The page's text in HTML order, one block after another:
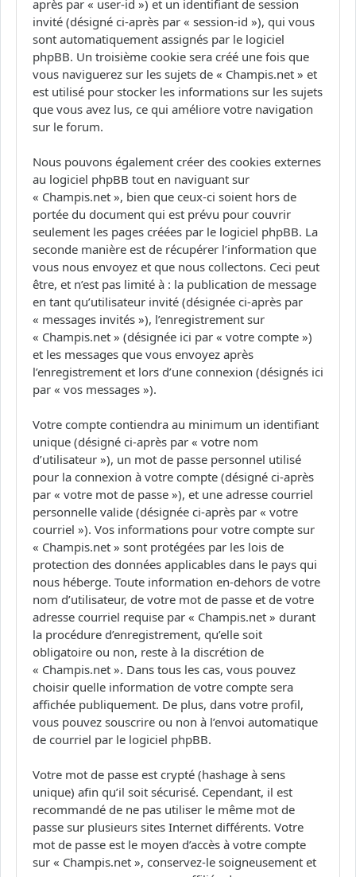
après par « user-id ») et un identifiant de session
invité (désigné ci-après par « session-id »), qui vous
sont automatiquement assignés par le logiciel
phpBB. Un troisième cookie sera créé une fois que
vous naviguerez sur les sujets de « Champis.net » et
est utilisé pour stocker les informations sur les sujets
que vous avez lus, ce qui améliore votre navigation
sur le forum.
Nous pouvons également créer des cookies externes
au logiciel phpBB tout en naviguant sur
« Champis.net », bien que ceux-ci soient hors de
portée du document qui est prévu pour couvrir
seulement les pages créées par le logiciel phpBB. La
seconde manière est de récupérer l’information que
vous nous envoyez et que nous collectons. Ceci peut
être, et n’est pas limité à : la publication de message
en tant qu’utilisateur invité (désignée ci-après par
« messages invités »), l’enregistrement sur
« Champis.net » (désignée ici par « votre compte »)
et les messages que vous envoyez après
l’enregistrement et lors d’une connexion (désignés ici
par « vos messages »).
Votre compte contiendra au minimum un identifiant
unique (désigné ci-après par « votre nom
d’utilisateur »), un mot de passe personnel utilisé
pour la connexion à votre compte (désigné ci-après
par « votre mot de passe »), et une adresse courriel
personnelle valide (désignée ci-après par « votre
courriel »). Vos informations pour votre compte sur
« Champis.net » sont protégées par les lois de
protection des données applicables dans le pays qui
nous héberge. Toute information en-dehors de votre
nom d’utilisateur, de votre mot de passe et de votre
adresse courriel requise par « Champis.net » durant
la procédure d’enregistrement, qu’elle soit
obligatoire ou non, reste à la discrétion de
« Champis.net ». Dans tous les cas, vous pouvez
choisir quelle information de votre compte sera
affichée publiquement. De plus, dans votre profil,
vous pouvez souscrire ou non à l’envoi automatique
de courriel par le logiciel phpBB.
Votre mot de passe est crypté (hashage à sens
unique) afin qu’il soit sécurisé. Cependant, il est
recommandé de ne pas utiliser le même mot de
passe sur plusieurs sites Internet différents. Votre
mot de passe est le moyen d’accès à votre compte
sur « Champis.net », conservez-le soigneusement et